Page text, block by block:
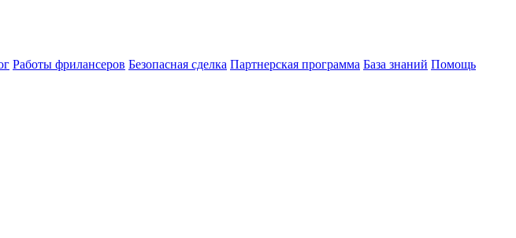
Работы фрилансеров Безопасная сделка Партнерская программа База знаний Помощь